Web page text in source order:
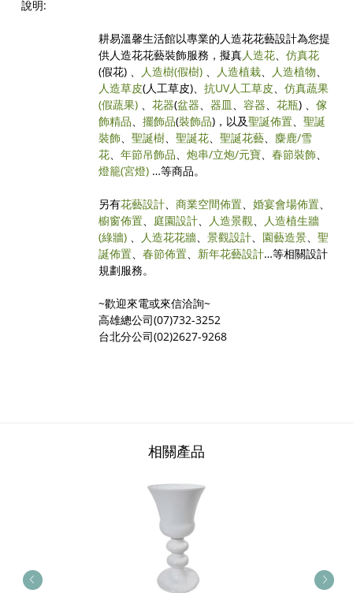
說明:
耕易溫馨生活館以專業的人造花花藝設計為您提
供人造花花藝裝飾服務，擬真人造花、仿真花
(假花) 、 人造樹(假樹) 、 人造植栽、 人造植物、
人造草皮(人工草皮)、抗UV人工草皮、仿真蔬果
(假蔬果) 、花器(盆器、器皿、容器、花瓶) 、傢
飾精品、擺飾品(裝飾品)，以及聖誕佈置、聖誕
裝飾、聖誕樹、聖誕花、聖誕花藝、 麋鹿/雪
花、年節吊飾品、炮串/立炮/元寶、春節裝飾、
燈籠(宮燈) …等商品。
另有花藝設計、商業空間佈置、婚宴會場佈置、
櫥窗佈置、 庭園設計、 人造景觀、 人造植生牆
(綠牆) 、 人造花花牆、景觀設計、 園藝造景、聖
誕佈置、春節佈置、 新年花藝設計…等相關設計
規劃服務。
~歡迎來電或來信洽詢~
高雄總公司(07)732-3252
台北分公司(02)2627-9268
相關產品